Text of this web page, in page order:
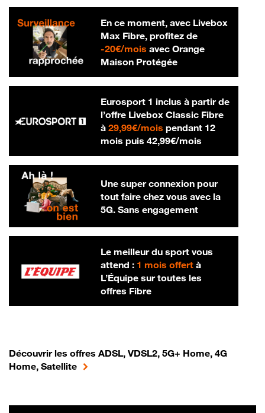
En ce moment, avec Livebox
Max Fibre, profitez de
-20€/mois20 € par mois
avec Orange
Maison Protégée
Eurosport 1 inclus à partir de
l’offre Livebox Classic Fibre
à 29,99€/mois29,99 € par mois
pendant 12
mois puis 42,99€/mois42,99 € par
Une super connexion pour
tout faire chez vous avec la
5G. Sans engagement
Le meilleur du sport vous
attend : 1 mois offertà
L’Équipe sur toutes les
offres Fibre
Découvrir les offres ADSL, VDSL2, 5G+ Home, 4G
Home, Satellite